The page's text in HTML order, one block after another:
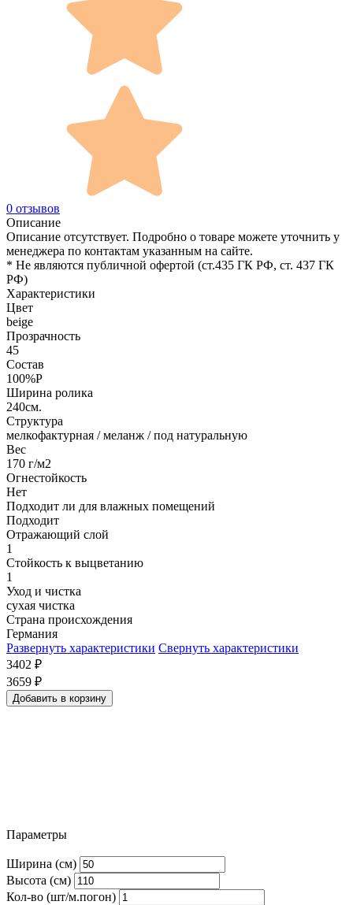
0 отзывов
Описание
Описание отсутствует. Подробно о товаре можете уточнить у
менеджера по контактам указанным на сайте.
* Не являются публичной офертой (ст.435 ГК РФ, cт. 437 ГК
РФ)
Характеристики
Цвет
beige
Прозрачность
45
Состав
100%P
Ширина ролика
240см.
Структура
мелкофактурная / меланж / под натуральную
Вес
170 г/м2
Огнестойкость
Нет
Подходит ли для влажных помещений
Подходит
Отражающий слой
1
Стойкость к выцветанию
1
Уход и чистка
сухая чистка
Страна происхождения
Германия
Развернуть характеристики Свернуть характеристики
3402 ₽
3659 ₽
Добавить в корзину
Параметры
Ширина (см)
Высота (см)
Кол-во (шт/м.погон)